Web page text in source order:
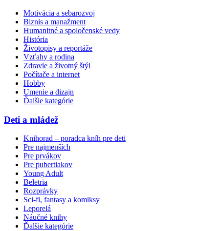
Motivácia a sebarozvoj
Biznis a manažment
Humanitné a spoločenské vedy
História
Životopisy a reportáže
Vzťahy a rodina
Zdravie a životný štýl
Počítače a internet
Hobby
Umenie a dizajn
Ďalšie kategórie
Deti a mládež
Knihorad – poradca kníh pre deti
Pre najmenších
Pre prvákov
Pre pubertiakov
Young Adult
Beletria
Rozprávky
Sci-fi, fantasy a komiksy
Leporelá
Náučné knihy
Ďalšie kategórie